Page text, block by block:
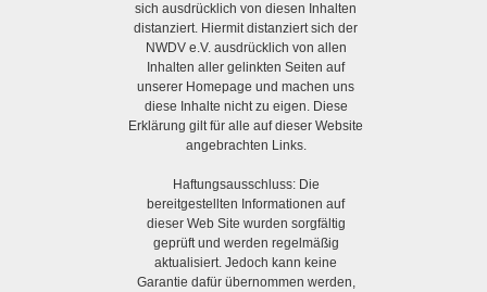
sich ausdrücklich von diesen Inhalten
distanziert. Hiermit distanziert sich der
NWDV e.V. ausdrücklich von allen
Inhalten aller gelinkten Seiten auf
unserer Homepage und machen uns
diese Inhalte nicht zu eigen. Diese
Erklärung gilt für alle auf dieser Website
angebrachten Links.
Haftungsausschluss: Die
bereitgestellten Informationen auf
dieser Web Site wurden sorgfältig
geprüft und werden regelmäßig
aktualisiert. Jedoch kann keine
Garantie dafür übernommen werden,